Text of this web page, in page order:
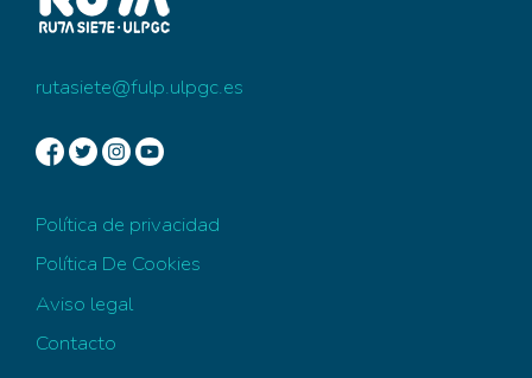
rutasiete@fulp.ulpgc.es
Política de privacidad
Política De Cookies
Aviso legal
Contacto